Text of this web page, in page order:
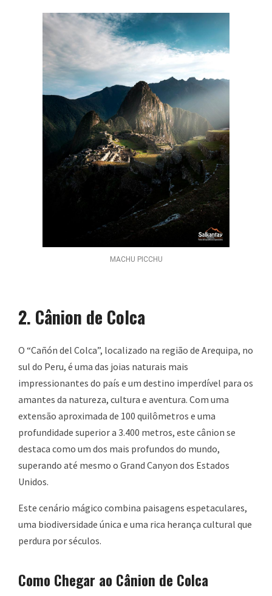
MACHU PICCHU
2. Cânion de Colca
O “Cañón del Colca”, localizado na região de Arequipa, no
sul do Peru, é uma das joias naturais mais
impressionantes do país e um destino imperdível para os
amantes da natureza, cultura e aventura. Com uma
extensão aproximada de 100 quilômetros e uma
profundidade superior a 3.400 metros, este cânion se
destaca como um dos mais profundos do mundo,
superando até mesmo o Grand Canyon dos Estados
Unidos.
Este cenário mágico combina paisagens espetaculares,
uma biodiversidade única e uma rica herança cultural que
perdura por séculos.
Como Chegar ao Cânion de Colca